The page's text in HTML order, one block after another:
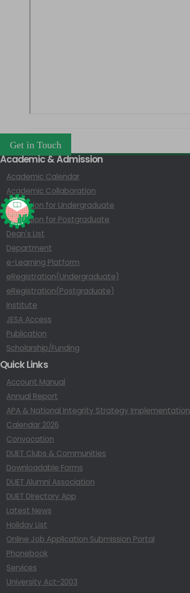
Get in Touch
Academic & Admission
Academic Calendar
Academic Collaboration
Admission for Undergraduate
Admission for Postgraduate
Dean's List
Department
e-Learning Platform
eRegistration(Undergraduate)
eRegistration(Postgraduate)
Institute
JESA Access
Publication
Scholarship/Funding
Quick Links
Account Manual
Annual Report
APA & National Integrity Strategy Implementation
Calendar 2026
Convocation
DUET Clubs & Communities
Downloadable Forms
DUET Alumni Association
DUET Directory App
Latest News
Holiday List
Online Job Application Submission Portal
Phonebook
Services
University Act-2003